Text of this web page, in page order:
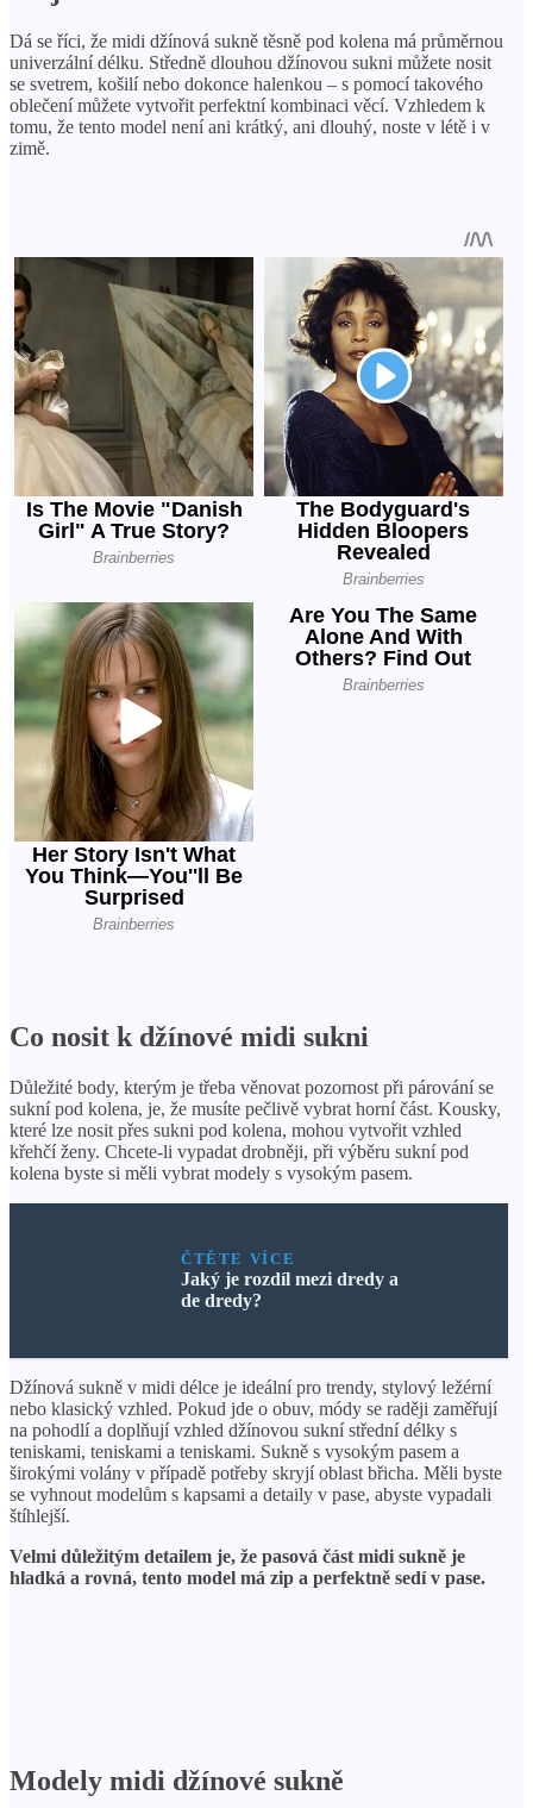
Dá se říci, že midi džínová sukně těsně pod kolena má průměrnou
univerzální délku. Středně dlouhou džínovou sukni můžete nosit
se svetrem, košilí nebo dokonce halenkou – s pomocí takového
oblečení můžete vytvořit perfektní kombinaci věcí. Vzhledem k
tomu, že tento model není ani krátký, ani dlouhý, noste v létě i v
zimě.
Co nosit k džínové midi sukni
Důležité body, kterým je třeba věnovat pozornost při párování se
sukní pod kolena, je, že musíte pečlivě vybrat horní část. Kousky,
které lze nosit přes sukni pod kolena, mohou vytvořit vzhled
křehčí ženy. Chcete-li vypadat drobněji, při výběru sukní pod
kolena byste si měli vybrat modely s vysokým pasem.
ČTĚTE VÍCE
Jaký je rozdíl mezi dredy a
de dredy?
Džínová sukně v midi délce je ideální pro trendy, stylový ležérní
nebo klasický vzhled. Pokud jde o obuv, módy se raději zaměřují
na pohodlí a doplňují vzhled džínovou sukní střední délky s
teniskami, teniskami a teniskami. Sukně s vysokým pasem a
širokými volány v případě potřeby skryjí oblast břicha. Měli byste
se vyhnout modelům s kapsami a detaily v pase, abyste vypadali
štíhlejší.
Velmi důležitým detailem je, že pasová část midi sukně je
hladká a rovná, tento model má zip a perfektně sedí v pase.
Modely midi džínové sukně